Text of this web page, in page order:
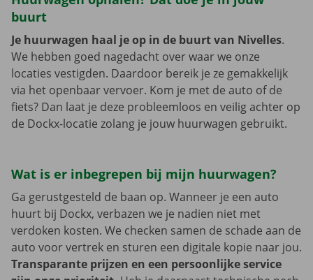
buurt
Je huurwagen haal je op in de buurt van Nivelles.
We hebben goed nagedacht over waar we onze
locaties vestigden. Daardoor bereik je ze gemakkelijk
via het openbaar vervoer. Kom je met de auto of de
fiets? Dan laat je deze probleemloos en veilig achter op
de Dockx-locatie zolang je jouw huurwagen gebruikt.
Wat is er inbegrepen bij mijn huurwagen?
Ga gerustgesteld de baan op. Wanneer je een auto
huurt bij Dockx, verbazen we je nadien niet met
verdoken kosten. We checken samen de schade aan de
auto voor vertrek en sturen een digitale kopie naar jou.
Transparante prijzen en een persoonlijke service